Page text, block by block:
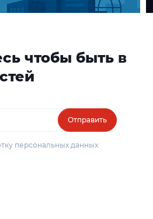
чтобы быть в
Отправить
персональных данных